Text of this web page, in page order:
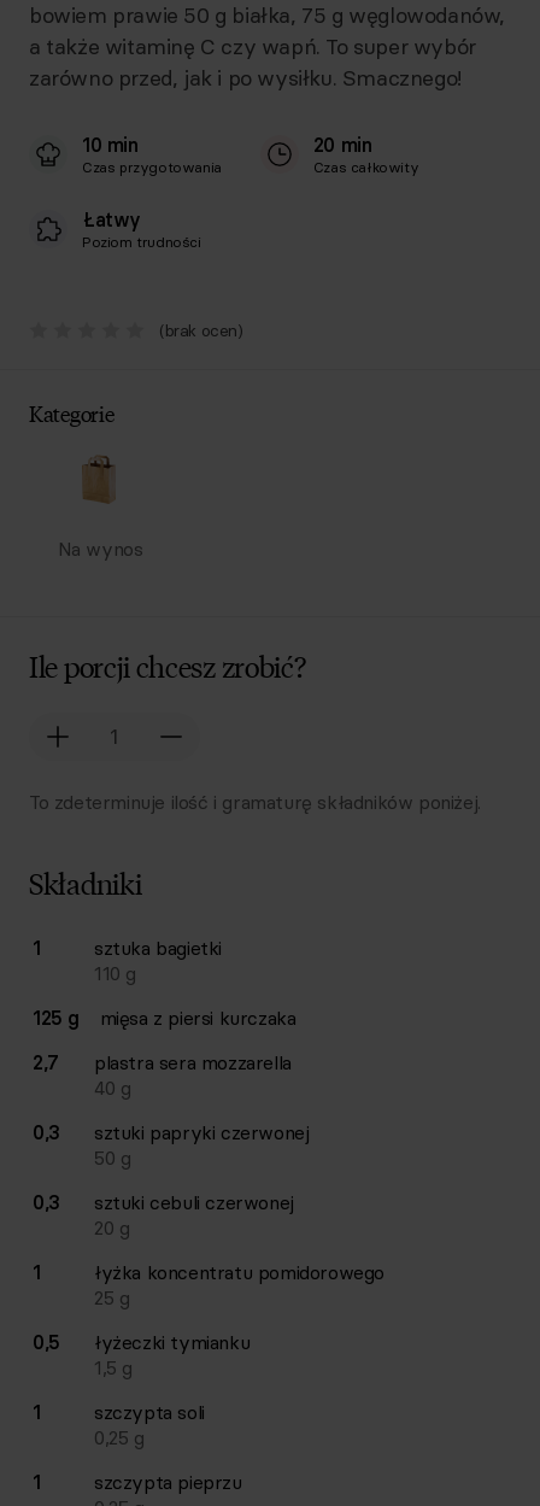
bowiem prawie 50 g białka, 75 g węglowodanów,
a także witaminę C czy wapń. To super wybór
zarówno przed, jak i po wysiłku. Smacznego!
10 min
Czas przygotowania
20 min
Czas całkowity
Łatwy
Poziom trudności
(brak ocen)
Kategorie
Na wynos
Ile porcji chcesz zrobić?
To zdeterminuje ilość i gramaturę składników poniżej.
Składniki
Lista składników przepisu z ilościami i wagami
Ilość Składnik
1 sztuka bagietki
110 g
125 g
mięsa z piersi kurczaka
2,7
plastra sera mozzarella
40 g
0,3
sztuki papryki czerwonej
50 g
0,3
sztuki cebuli czerwonej
20 g
1
łyżka koncentratu pomidorowego
25 g
0,5
łyżeczki tymianku
1,5 g
1
szczypta soli
0,25 g
1
szczypta pieprzu